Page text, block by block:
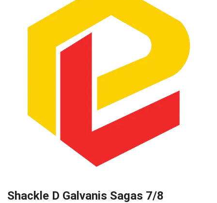
Shackle D Galvanis Sagas 7/8